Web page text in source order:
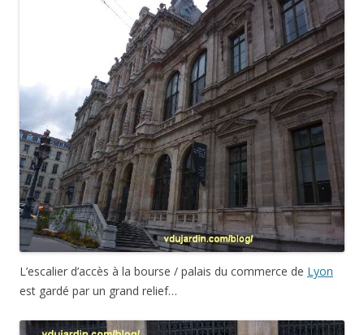
L’escalier d’accès à la bourse / palais du commerce de Lyon
est gardé par un grand relief…